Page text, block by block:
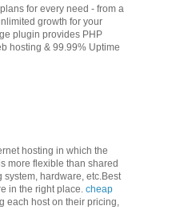
for every need - from a
growth for your
plugin provides PHP
hosting & 99.99% Uptime
hosting in which the
more flexible than shared
hardware, etc.Best
in the right place. cheap
each host on their pricing,